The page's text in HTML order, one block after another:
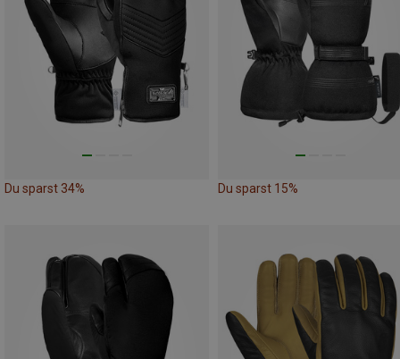
Du sparst 34% Du sparst 15%